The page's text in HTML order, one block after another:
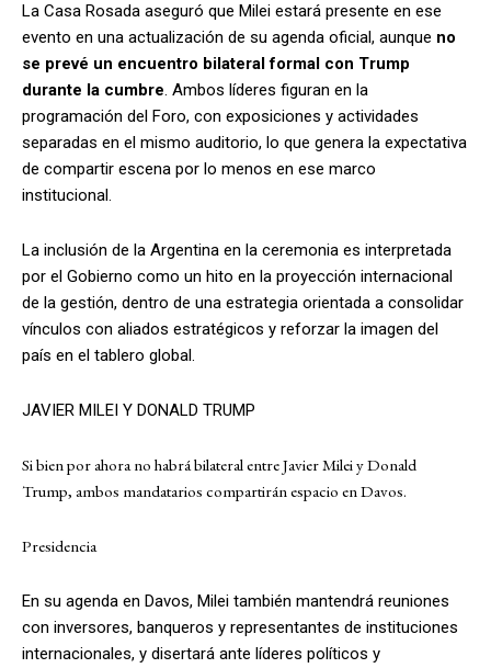
La Casa Rosada aseguró que Milei estará presente en ese
evento en una actualización de su agenda oficial, aunque no
se prevé un encuentro bilateral formal con Trump
durante la cumbre. Ambos líderes figuran en la
programación del Foro, con exposiciones y actividades
separadas en el mismo auditorio, lo que genera la expectativa
de compartir escena por lo menos en ese marco
institucional.
La inclusión de la Argentina en la ceremonia es interpretada
por el Gobierno como un hito en la proyección internacional
de la gestión, dentro de una estrategia orientada a consolidar
vínculos con aliados estratégicos y reforzar la imagen del
país en el tablero global.
JAVIER MILEI Y DONALD TRUMP
Si bien por ahora no habrá bilateral entre Javier Milei y Donald
Trump, ambos mandatarios compartirán espacio en Davos.
Presidencia
En su agenda en Davos, Milei también mantendrá reuniones
con inversores, banqueros y representantes de instituciones
internacionales, y disertará ante líderes políticos y